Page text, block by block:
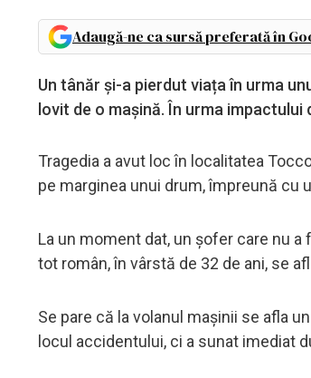
Adaugă-ne ca sursă preferată în
Un tânăr și-a pierdut viața în urma
lovit de o mașină. În urma
Tragedia a avut loc în localitatea
pe marginea unui drum, împreună cu
La un moment dat, un șofer care nu
tot român, în vârstă de 32 de ani, se
Se pare că la volanul mașinii se afla
locul accidentului, ci a sunat imediat